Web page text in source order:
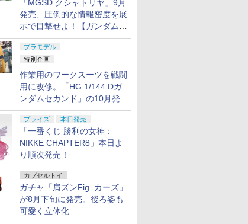
「MGSD クシャトリヤ」9月
発売、圧倒的な情報密度を展
示で目撃せよ！【ガンダムベ
ース撮り下ろし】
プラモデル
特別企画
作業用のワークスーツを戦闘
用に改修。「HG 1/144 Dガ
ンダムセカンド」の10月発送
分が予約受付中【ガンダムベ
ース撮り下ろし】
プライズ 本日発売
「一番くじ 勝利の女神：
NIKKE CHAPTER8」本日よ
り順次発売！
カプセルトイ
ガチャ「肩ズンFig. カーズ」
が8月下旬に発売。後ろ姿も
可愛く立体化